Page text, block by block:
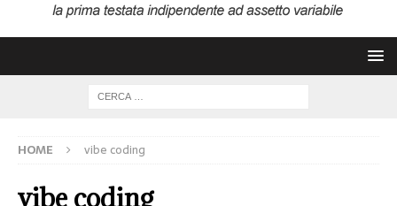
HOME vibe coding
vibe coding